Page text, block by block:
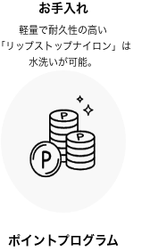
お手入れ
軽量で耐久性の高い
「リップストップナイロン」は
水洗いが可能。
ポイントプログラム